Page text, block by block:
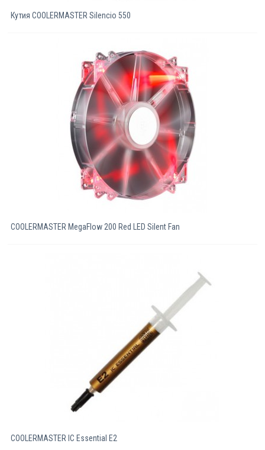
Кутия COOLERMASTER Silencio 550
COOLERMASTER MegaFlow 200 Red LED Silent Fan
COOLERMASTER IC Essential E2